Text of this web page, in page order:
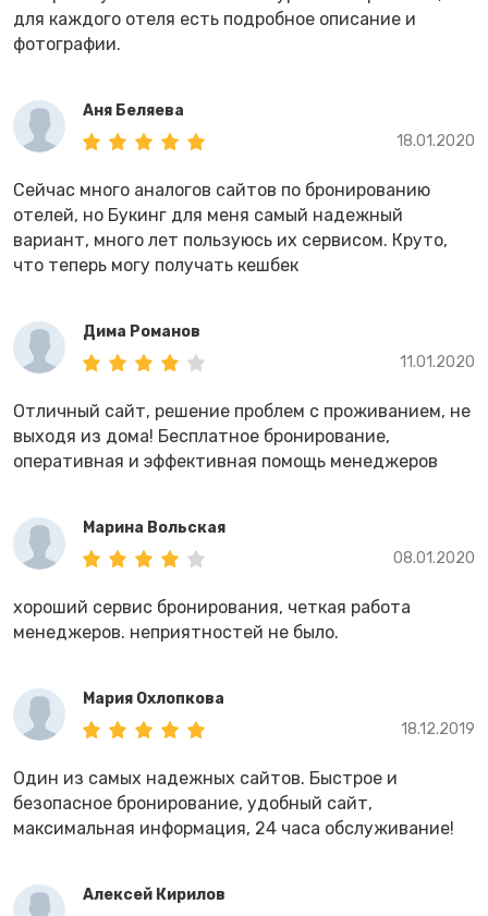
для каждого отеля есть подробное описание и
фотографии.
Аня Беляева
18.01.2020
Сейчас много аналогов сайтов по бронированию
отелей, но Букинг для меня самый надежный
вариант, много лет пользуюсь их сервисом. Круто,
что теперь могу получать кешбек
Дима Романов
11.01.2020
Отличный сайт, решение проблем с проживанием, не
выходя из дома! Бесплатное бронирование,
оперативная и эффективная помощь менеджеров
Марина Вольская
08.01.2020
хороший сервис бронирования, четкая работа
менеджеров. неприятностей не было.
Мария Охлопкова
18.12.2019
Один из самых надежных сайтов. Быстрое и
безопасное бронирование, удобный сайт,
максимальная информация, 24 часа обслуживание!
Алексей Кирилов